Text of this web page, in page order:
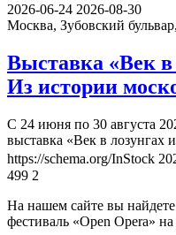
2026-06-24 2026-08-30
Москва, Зубовский
Выставка «Век в
Из истории
С 24 июня по 30 августа
выставка «Век в лозунгах
https://schema.org/InStock
499 2
На нашем сайте вы
фестиваль «Open Opera»